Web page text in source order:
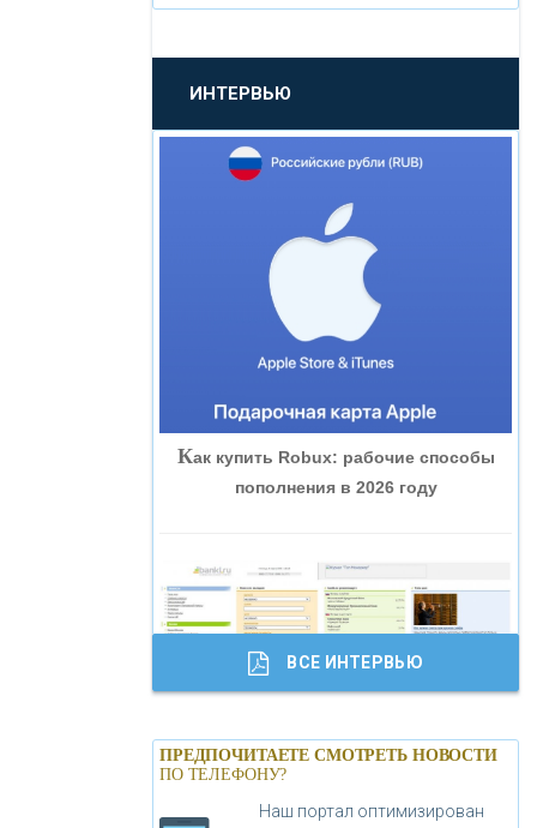
«ПРОМСВЯЗЬБАНК»
«НОВИКОМБАНК»
«СМП БАНК»
«ВНЕШПРОМБАНК»
«БАНК ГЛОБЭКС»
«ТРАСТ»
«ГАЗПРОМБАНК»
«МОСКОВСКИЙ КРЕДИТНЫЙ
БАНК»
ИНТЕРВЬЮ
Как купить Robux: рабочие способы
пополнения в 2026 году
Банки.ру обновил логотип впервые за
19 лет - «Лента новостей»
ВСЕ ИНТЕРВЬЮ
ПРЕДПОЧИТАЕТЕ СМОТРЕТЬ НОВОСТИ
ПО ТЕЛЕФОНУ?
Наш портал оптимизирован